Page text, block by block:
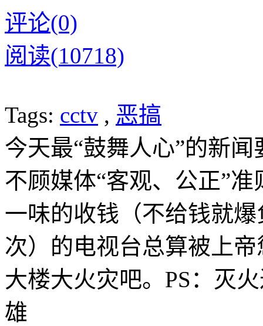
评论(0)
阅读(10718)
Tags: cctv , 恶搞
今天最“鼓舞人心”的新
不顾媒体“客观、公正”
一味的收钱（不给钱就
次）的电视台总算被上
大楼大火灾吧。 PS：灭
雄